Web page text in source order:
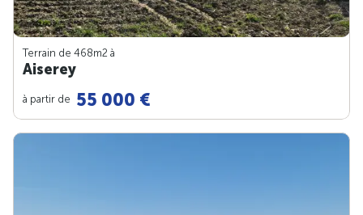
Terrain de 468m2 à
Aiserey
à partir de 55 000 €